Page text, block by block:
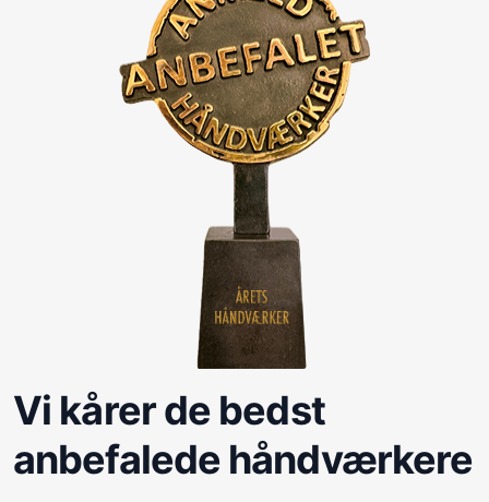
Vi kårer de bedst
anbefalede håndværkere